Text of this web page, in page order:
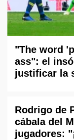
"The word
ass": el
justificar la
Rodrigo de
cábala del
jugadores: